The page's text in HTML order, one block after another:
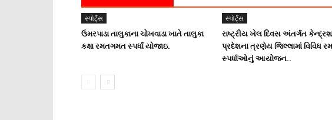
સ્પોર્ટ્સ
ઉમરપાડા તાલુકાના ચોખવાડા ખાતે તાલુકા
કક્ષા રમતગમત સ્પર્ધા યોજાઇ.
સ્પોર્ટ્સ
રાષ્ટ્રીય ખેલ દિવસ અંતર્ગત
પ્રદેશના ત્રણેય જિલ્લામાં વિવિધ
સ્પર્ધાઓનું આયોજન..